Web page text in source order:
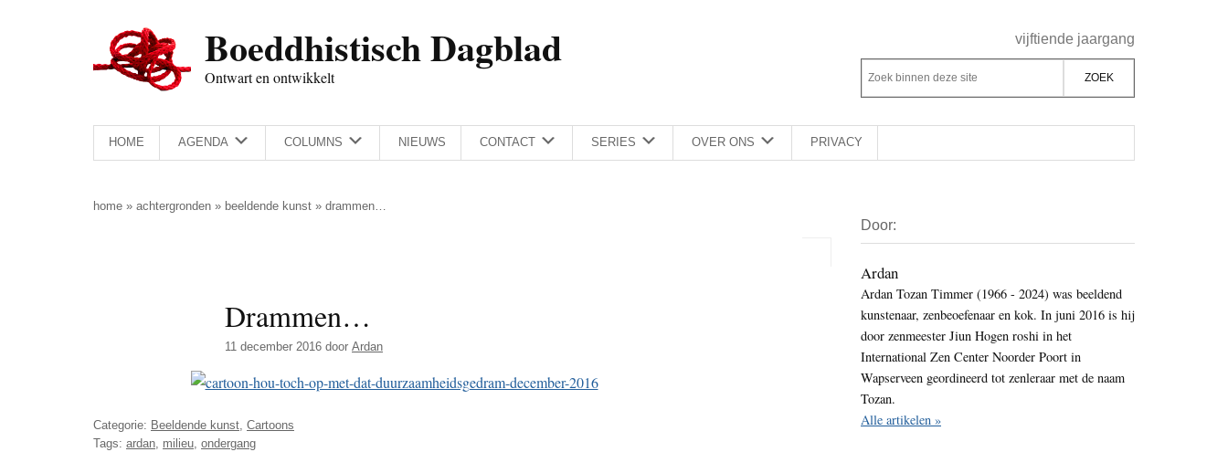
Boeddhistisch Dagblad
Ontwart en ontwikkelt
Rechts
vijftiende jaargang
Z
o
e
k
d
e
z
e
s
i
t
e
Z
o
k
b
n
n
d
e
z
e
s
i
HOME AGENDA COLUMNS NIEUWS CONTACT SERIES OVER ONS PRIVACY
home » achtergronden » beeldende kunst » drammen…
Drammen…
11 december 2016 door Ardan
Categorie: Beeldende kunst, Cartoons
Tags: ardan, milieu, ondergang
Sidebar
Door:
Ardan
Ardan Tozan Timmer (1966 - 2024) was beeldend
kunstenaar, zenbeoefenaar en kok. In juni 2016 is hij
door zenmeester Jiun Hogen roshi in het
International Zen Center Noorder Poort in
Wapserveen geordineerd tot zenleraar met de naam
Tozan.
Alle artikelen »